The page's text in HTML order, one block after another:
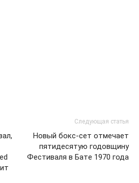
Следующая статья
Новый бокс-сет отмечает
пятидесятую годовщину
Фестиваля в Батe 1970 года